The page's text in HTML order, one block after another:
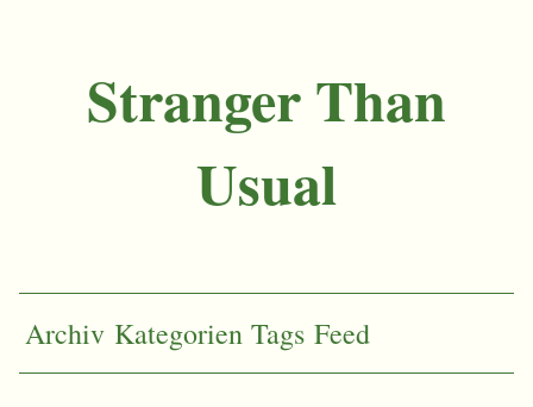
Stranger Than
Usual
Archiv Kategorien Tags Feed